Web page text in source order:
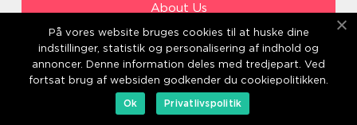
About Us
Cookies
Contact
Sitemap
På vores website bruges cookies til at huske dine
indstillinger, statistik og personalisering af indhold og
annoncer. Denne information deles med tredjepart. Ved
fortsat brug af websiden godkender du cookiepolitikken.
Ok
Privatlivspolitik